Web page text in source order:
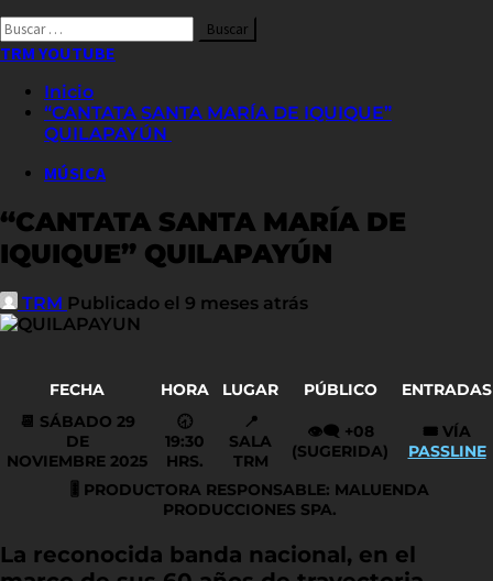
Buscar
por:
TRM YOUTUBE
Inicio
“CANTATA SANTA MARÍA DE IQUIQUE”
QUILAPAYÚN
MÚSICA
“CANTATA SANTA MARÍA DE
IQUIQUE” QUILAPAYÚN
TRM Publicado el 9 meses atrás
FECHA HORA LUGAR PÚBLICO
ENTRADAS
📆 SÁBADO 29
DE
NOVIEMBRE 2025
🕣
19:30
HRS.
📍
SALA
TRM
👁️‍🗨️ +08
(SUGERIDA)
🎟️ VÍA
PASSLINE
PRODUCTORA RESPONSABLE: MALUENDA
PRODUCCIONES SPA.
La reconocida banda nacional, en el